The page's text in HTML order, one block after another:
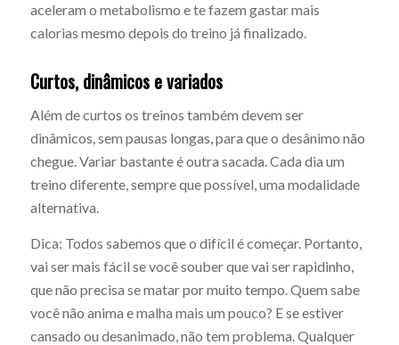
aceleram o metabolismo e te fazem gastar mais
calorias mesmo depois do treino já finalizado.
Curtos, dinâmicos e variados
Além de curtos os treinos também devem ser
dinâmicos, sem pausas longas, para que o desânimo não
chegue. Variar bastante é outra sacada. Cada dia um
treino diferente, sempre que possível, uma modalidade
alternativa.
Dica: Todos sabemos que o difícil é começar. Portanto,
vai ser mais fácil se você souber que vai ser rapidinho,
que não precisa se matar por muito tempo. Quem sabe
você não anima e malha mais um pouco? E se estiver
cansado ou desanimado, não tem problema. Qualquer